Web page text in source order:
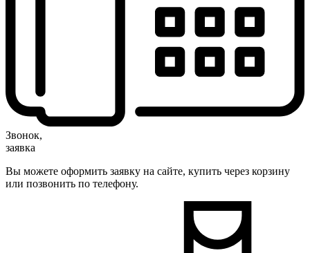
Звонок,
заявка
Вы можете оформить заявку на сайте, купить через корзину
или позвонить по телефону.